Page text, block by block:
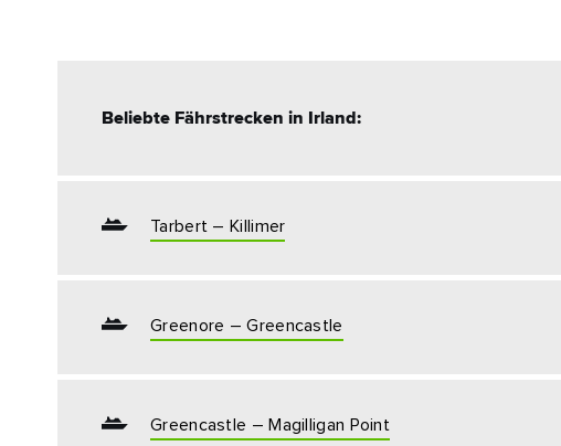
Beliebte Fährstrecken in Irland:
Tarbert – Killimer
Greenore – Greencastle
Greencastle – Magilligan Point